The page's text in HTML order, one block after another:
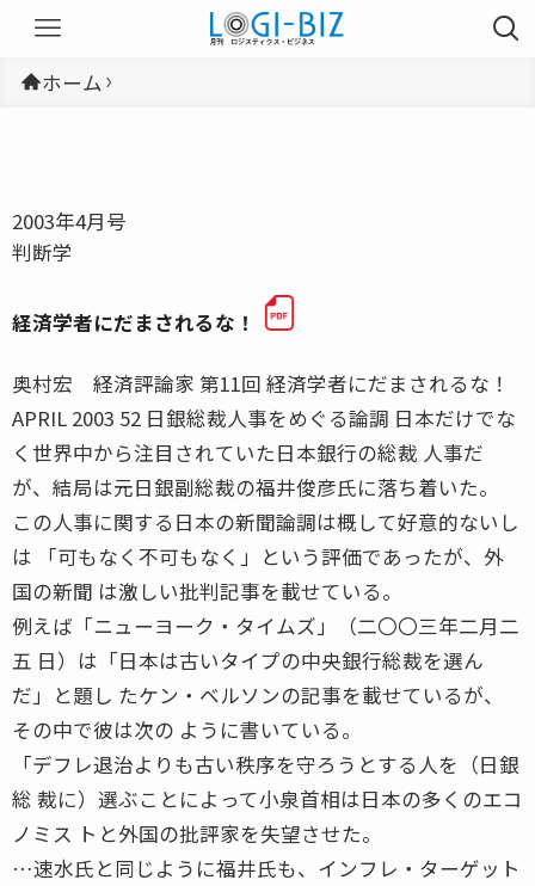
ホーム
2003年4月号
判断学
経済学者にだまされるな！
奥村宏 経済評論家 第11回 経済学者にだまされるな！
APRIL 2003 52 日銀総裁人事をめぐる論調 日本だけでな
く世界中から注目されていた日本銀行の総裁 人事だ
が、結局は元日銀副総裁の福井俊彦氏に落ち着いた。
この人事に関する日本の新聞論調は概して好意的ないし
は 「可もなく不可もなく」という評価であったが、外
国の新聞 は激しい批判記事を載せている。
例えば「ニューヨーク・タイムズ」（二〇〇三年二月二
五 日）は「日本は古いタイプの中央銀行総裁を選ん
だ」と題し たケン・ベルソンの記事を載せているが、
その中で彼は次の ように書いている。
「デフレ退治よりも古い秩序を守ろうとする人を（日銀
総 裁に）選ぶことによって小泉首相は日本の多くのエコ
ノミス トと外国の批評家を失望させた。
…速水氏と同じように福井氏も、インフレ・ターゲット